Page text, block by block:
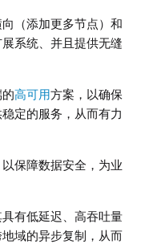
（添加更多节点）和
系统、并且提供无缝
高可用方案，以确保
定的服务，从而有力
保障数据安全，为业
有低延迟、高吞吐量
域的异步复制，从而